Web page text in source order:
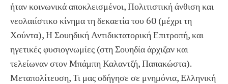
ήταν κοινωνικά αποκλεισμένοι, Πολιτιστική άνθιση και
νεολαιίστικο κίνημα τη δεκαετία του 60 (μέχρι τη
Χούντα), Η Σουηδική Αντιδικτατορική Επιτροπή, και
ηγετικές φυσιογνωμίες (στη Σουηδία άρχιζαν και
τελείωναν στον Μπάμπη Καλαντζή, Παπακώστα).
Μεταπολίτευση, Τι μας οδήγησε σε μνημόνια, Ελληνική